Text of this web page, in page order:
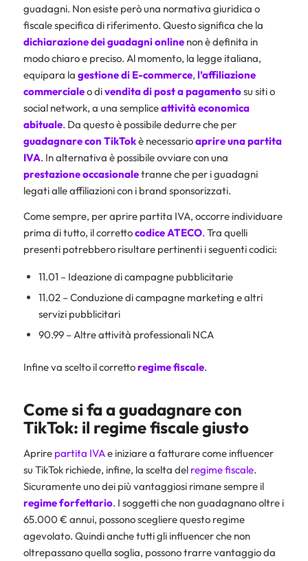
guadagni. Non esiste però una normativa giuridica o
fiscale specifica di riferimento. Questo significa che la
dichiarazione dei guadagni onlinenon è definita in
modo chiaro e preciso. Al momento, la legge italiana,
equipara la gestione di E-commerce, l’affiliazione
commercialeo divendita di post a pagamentosu siti o
social network, a una sempliceattività economica
abituale. Da questo è possibile dedurre che per
guadagnare con TikTokè necessarioaprire una partita
IVA. In alternativa è possibile ovviare con una
prestazione occasionaletranne che per i guadagni
legati alle affiliazioni con i brand sponsorizzati.
Come sempre, per aprire partita IVA, occorre individuare
prima di tutto, il correttocodice ATECO. Tra quelli
presenti potrebbero risultare pertinenti i seguenti codici:
11.01 – Ideazione di campagne pubblicitarie
11.02 – Conduzione di campagne marketing e altri
servizi pubblicitari
90.99 – Altre attività professionali NCA
Infine va scelto il correttoregime fiscale.
Come si fa a guadagnare con
TikTok: il regime fiscale giusto
Aprire partita IVAe iniziare a fatturare come influencer
su TikTok richiede, infine, la scelta del regime fiscale.
Sicuramente uno dei più vantaggiosi rimane sempre il
regime forfettario. I soggetti che non guadagnano oltre i
65.000 € annui, possono scegliere questo regime
agevolato. Quindi anche tutti gli influencer che non
oltrepassano quella soglia, possono trarre vantaggio da